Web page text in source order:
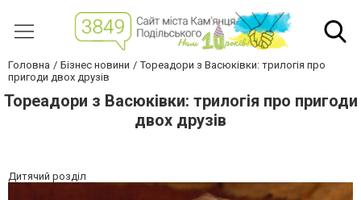
Головна Бізнес новини
Тореадори з Васюківки: трилогія про
пригоди двох друзів
Тореадори з Васюківки: трилогія про пригоди
двох друзів
Дитячий розділ